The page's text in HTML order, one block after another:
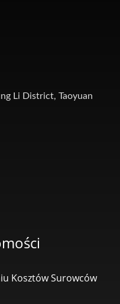
Li District, Taoyuan
Kosztów Surowców